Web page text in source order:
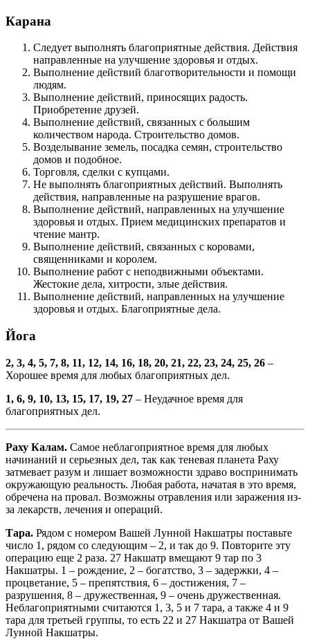
Карана
Следует выполнять благоприятные действия. Действия
направленные на улучшение здоровья и отдых.
Выполнение действий благотворительности и помощи
людям.
Выполнение действий, приносящих радость.
Приобретение друзей.
Выполнение действий, связанных с большим
количеством народа. Строительство домов.
Возделывание земель, посадка семян, строительство
домов и подобное.
Торговля, сделки с купцами.
Не выполнять благоприятных действий. Выполнять
действия, направленные на разрушение врагов.
Выполнение действий, направленных на улучшение
здоровья и отдых. Прием медицинских препаратов и
чтение мантр.
Выполнение действий, связанных с коровами,
священниками и королем.
Выполнение работ с неподвижными объектами.
Жестокие дела, хитрости, злые действия.
Выполнение действий, направленных на улучшение
здоровья и отдых. Благоприятные дела.
Йога
2, 3, 4, 5, 7, 8, 11, 12, 14, 16, 18, 20, 21, 22, 23, 24, 25, 26 –
Хорошее время для любых благоприятных дел.
1, 6, 9, 10, 13, 15, 17, 19, 27 – Неудачное время для
благоприятных дел.
Раху Калам. Самое неблагоприятное время для любых
начинаний и серьезных дел, так как теневая планета Раху
затмевает разум и лишает возможности здраво воспринимать
окружающую реальность. Любая работа, начатая в это время,
обречена на провал. Возможны отравления или заражения из-
за лекарств, лечения и операций.
Тара. Рядом с номером Вашей Лунной Накшатры поставьте
число 1, рядом со следующим – 2, и так до 9. Повторите эту
операцию еще 2 раза. 27 Накшатр вмещают 9 тар по 3
Накшатры. 1 – рождение, 2 – богатство, 3 – задержки, 4 –
процветание, 5 – препятствия, 6 – достижения, 7 –
разрушения, 8 – дружественная, 9 – очень дружественная.
Неблагоприятными считаются 1, 3, 5 и 7 тара, а также 4 и 9
тара для третьей группы, то есть 22 и 27 Накшатра от Вашей
Лунной Накшатры.